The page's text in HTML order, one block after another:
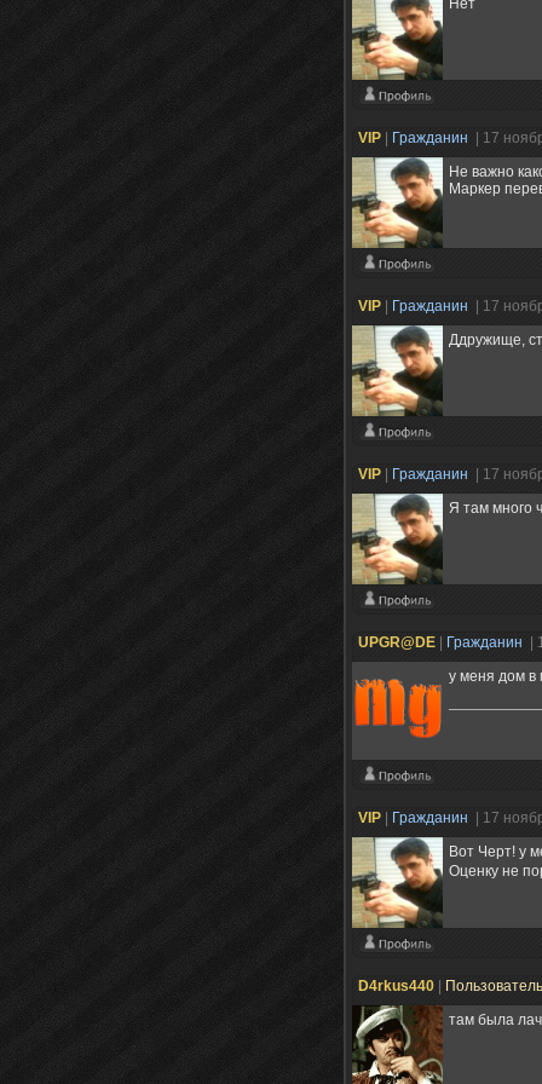
Нет
VIP Гражданин
| 17
Не важно
Маркер
VIP Гражданин
| 17
Ддружище,
VIP Гражданин
| 17
Я там много
UPGR@DE Гражданин
|
у меня дом в
VIP Гражданин | 17
Вот Черт! у
Оценку не
D4rkus440
там была